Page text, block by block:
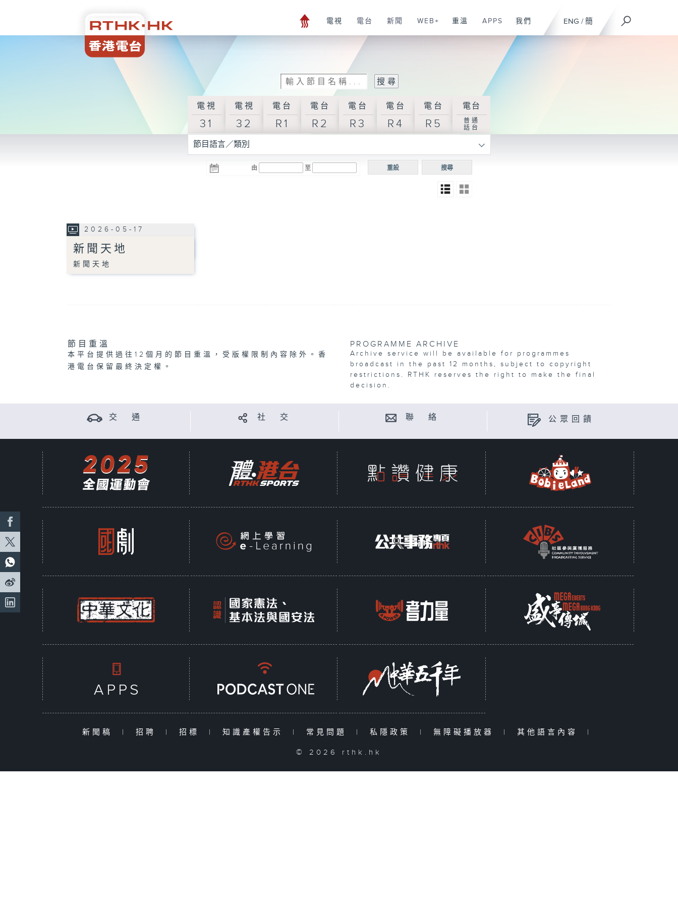
ENG / 簡
電視 電台 新聞 WEB+ 重溫 APPS 我們
電視
31
電視
32
電台
R1
電台
R2
電台
R3
電台
R4
電台
R5
電台
普通
話台
節目語言／類別
由 至 搜尋
重設
2026-05-17
新聞天地
新聞天地
節目重溫
本平台提供過往12個月的節目重溫，受版權限制內容除外。香
港電台保留最終決定權。
PROGRAMME ARCHIVE
Archive service will be available for programmes
broadcast in the past 12 months, subject to copyright
restrictions. RTHK reserves the right to make the final
decision.
交 通 社 交 聯 絡 公眾回饋
新聞稿 | 招聘 | 招標 | 知識產權告示 | 常見問題 | 私隱政策 | 無障礙播放器 | 其他語言內容 |
© 2026 rthk.hk